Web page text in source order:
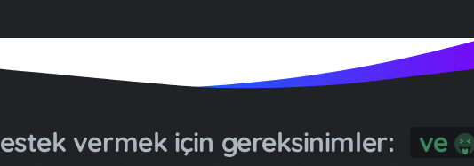
Destek vermek için gereksinimler: